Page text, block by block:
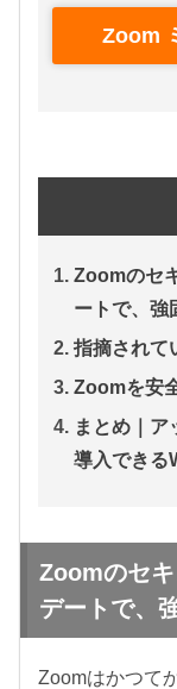
Zoom
Zoomのセ
ートで、強
指摘されて
Zoomを安
まとめ｜ア
導入できる
Zoomのセ
デートで、
Zoomはかつて